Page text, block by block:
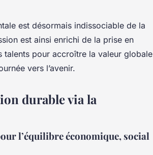
est désormais indissociable de la
est ainsi enrichi de la prise en
talents pour accroître la valeur globale
vers l’avenir.
durable via la
l’équilibre économique, social